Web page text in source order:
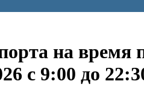
на время
с 9:00 до